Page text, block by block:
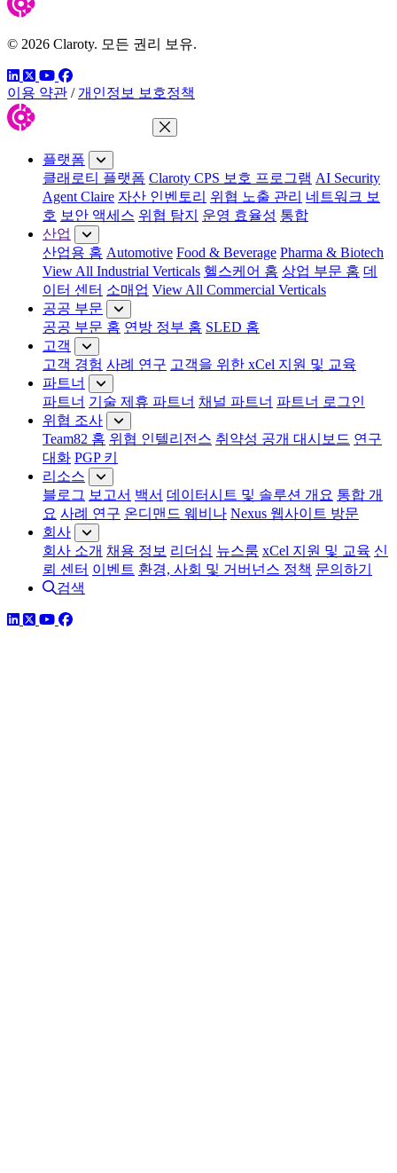
© 2026 Claroty. 모든 권리 보유.
링크드인
트위터유튜브
페이스북
이용 약관 / 개인정보 보호정책
메뉴 닫기
플랫폼
클래로티 플랫폼 Claroty CPS 보호 프로그램 AI Security
Agent Claire 자산 인벤토리 위협 노출 관리 네트워크 보
호 보안 액세스 위협 탐지 운영 효율성 통합
산업
산업용 홈 Automotive Food & Beverage Pharma & Biotech
View All Industrial Verticals 헬스케어 홈 상업 부문 홈 데
이터 센터 소매업 View All Commercial Verticals
공공 부문
공공 부문 홈 연방 정부 홈 SLED 홈
고객
고객 경험 사례 연구 고객을 위한 xCel 지원 및 교육
파트너
파트너 기술 제휴 파트너 채널 파트너 파트너 로그인
위협 조사
Team82 홈 위협 인텔리전스 취약성 공개 대시보드 연구
대화 PGP 키
리소스
블로그 보고서 백서 데이터시트 및 솔루션 개요 통합 개
요 사례 연구 온디맨드 웨비나 Nexus 웹사이트 방문
회사
회사 소개 채용 정보 리더십 뉴스룸 xCel 지원 및 교육 신
뢰 센터 이벤트 환경, 사회 및 거버넌스 정책 문의하기
검색
링크드인
트위터유튜브
페이스북